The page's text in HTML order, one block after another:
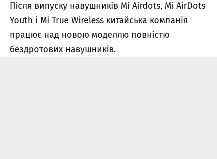
Після випуску навушників Mi Airdots, Mi AirDots
Youth і Mi True Wireless китайська компанія
працює над новою моделлю повністю
бездротових навушників.